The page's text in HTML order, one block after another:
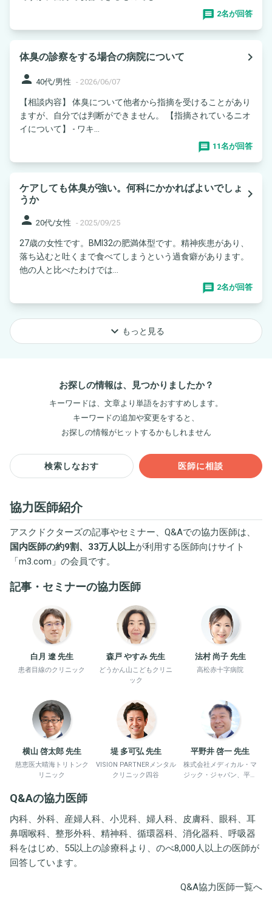
2名が回答
体臭の診察をする場合の病院について
navigate_next
person 40代/男性 - 2026/06/07
【相談内容】 体臭について他者から指摘を受けることがあり
ますが、自分では判断ができません。 【指摘されているニオ
イについて】 - ワキ...
11名が回答
ケアしても体臭が強い。何科にかかればよいでしょ
うか
navigate_next
person 20代/女性 - 2025/09/25
27歳の女性です。BMI32の肥満体型です。精神疾患があり、
落ち込むと吐くまで食べてしまうという過食癖があります。
他の人と比べたわけでは...
2名が回答
keyboard_arrow_down もっと見る
お探しの情報は、見つかりましたか？
キーワードは、文章より単語をおすすめします。
キーワードの追加や変更をすると、
お探しの情報がヒットするかもしれません
検索しなおす 医師に相談
協力医師紹介
アスクドクターズの記事やセミナー、Q&Aでの協力医師は、
国内医師の約9割、33万人以上が利用する医師向けサイト
「m3.com 」の会員です。
記事・セミナーの協力医師
白月 遼 先生
患者目線のクリニック
森戸 やすみ 先生
どうかん山こどもクリニ
ック
法村 尚子 先生
高松赤十字病院
横山 啓太郎 先生
慈恵医大晴海トリトンク
リニック
堤 多可弘 先生
VISION PARTNERメンタル
クリニック四谷
平野井 啓一 先生
株式会社メディカル・マ
ジック・ジャパン、平野
Q&Aの協力医師
内科、外科、産婦人科、小児科、婦人科、皮膚科、眼科、耳
鼻咽喉科、整形外科、精神科、循環器科、消化器科、呼吸器
科をはじめ、55以上の診療科より、のべ8,000人以上の医師が
回答しています。
Q&A協力医師一覧へ